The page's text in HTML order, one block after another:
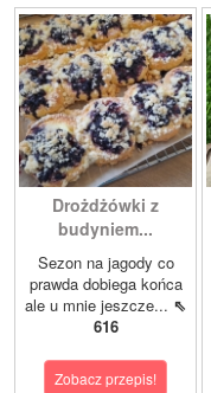
Drożdżówki z
budyniem...
Sezon na jagody co
prawda dobiega końca
ale u mnie jeszcze... ⇖
616
Zobacz przepis!